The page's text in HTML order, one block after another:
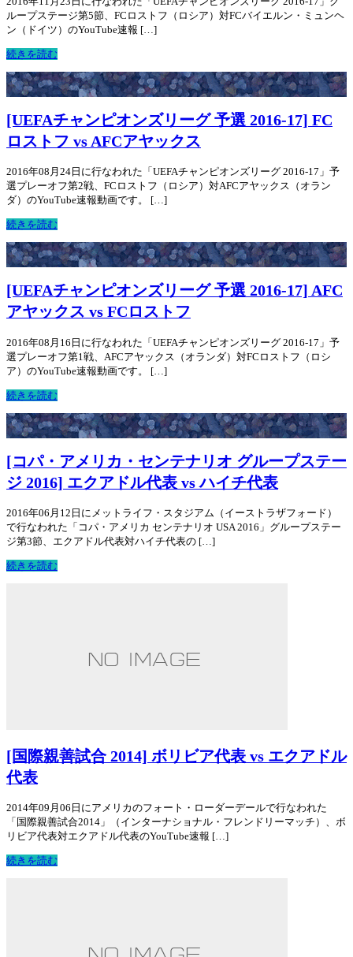
ループステージ第5節、FCロストフ（ロシア）対FCバイエルン・ミュンヘ
ン（ドイツ）のYouTube速報 […]
続きを読む
[UEFAチャンピオンズリーグ 予選 2016-17] FC
ロストフ vs AFCアヤックス
2016年08月24日に行なわれた「UEFAチャンピオンズリーグ 2016-17」予
選プレーオフ第2戦、FCロストフ（ロシア）対AFCアヤックス（オラン
ダ）のYouTube速報動画です。 […]
続きを読む
[UEFAチャンピオンズリーグ 予選 2016-17] AFC
アヤックス vs FCロストフ
2016年08月16日に行なわれた「UEFAチャンピオンズリーグ 2016-17」予
選プレーオフ第1戦、AFCアヤックス（オランダ）対FCロストフ（ロシ
ア）のYouTube速報動画です。 […]
続きを読む
[コパ・アメリカ・センテナリオ グループステー
ジ 2016] エクアドル代表 vs ハイチ代表
2016年06月12日にメットライフ・スタジアム（イーストラザフォード）
で行なわれた「コパ・アメリカ センテナリオ USA 2016」グループステー
ジ第3節、エクアドル代表対ハイチ代表の […]
続きを読む
[国際親善試合 2014] ボリビア代表 vs エクアドル
代表
2014年09月06日にアメリカのフォート・ローダーデールで行なわれた
「国際親善試合2014」（インターナショナル・フレンドリーマッチ）、ボ
リビア代表対エクアドル代表のYouTube速報 […]
続きを読む